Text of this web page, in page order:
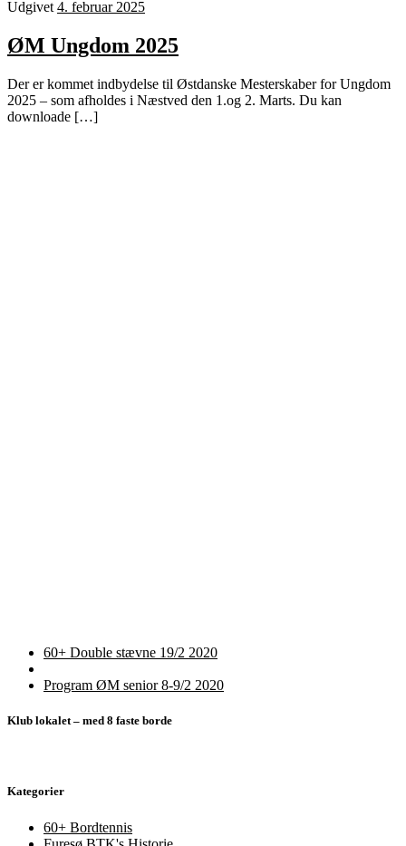
Udgivet 4. februar 2025
ØM Ungdom 2025
Der er kommet indbydelse til Østdanske Mesterskaber for Ungdom
2025 – som afholdes i Næstved den 1.og 2. Marts. Du kan
downloade […]
Indlæg
navigation
Forrige
60+ Double stævne 19/2 2020
til
Næste
Program ØM senior 8-9/2 2020
Klub lokalet – med 8 faste borde
Kategorier
60+ Bordtennis